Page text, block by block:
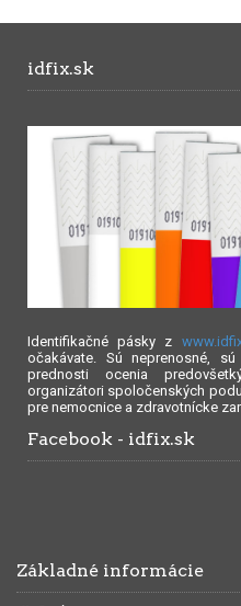
idfix.sk
Identifikačné pásky z
očakávate. Sú neprenosné,
prednosti ocenia
organizátori spoločenských
pre nemocnice a zdravotnícke
Facebook - idfix.sk
Základné informácie